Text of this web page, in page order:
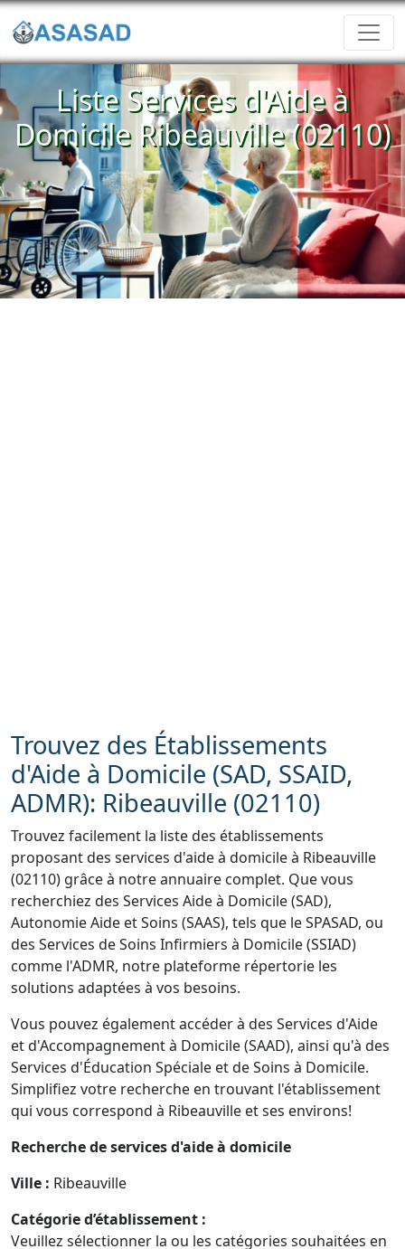
Liste Services d'Aide à
Domicile Ribeauville (02110)
Trouvez des Établissements
d'Aide à Domicile (SAD, SSAID,
ADMR): Ribeauville (02110)
Trouvez facilement la liste des établissements
proposant des services d'aide à domicile à Ribeauville
(02110) grâce à notre annuaire complet. Que vous
recherchiez des Services Aide à Domicile (SAD),
Autonomie Aide et Soins (SAAS), tels que le SPASAD, ou
des Services de Soins Infirmiers à Domicile (SSIAD)
comme l'ADMR, notre plateforme répertorie les
solutions adaptées à vos besoins.
Vous pouvez également accéder à des Services d'Aide
et d'Accompagnement à Domicile (SAAD), ainsi qu'à des
Services d'Éducation Spéciale et de Soins à Domicile.
Simplifiez votre recherche en trouvant l'établissement
qui vous correspond à Ribeauville et ses environs!
Recherche de services d'aide à domicile
Ville : Ribeauville
Catégorie d’établissement :
Veuillez sélectionner la ou les catégories souhaitées en